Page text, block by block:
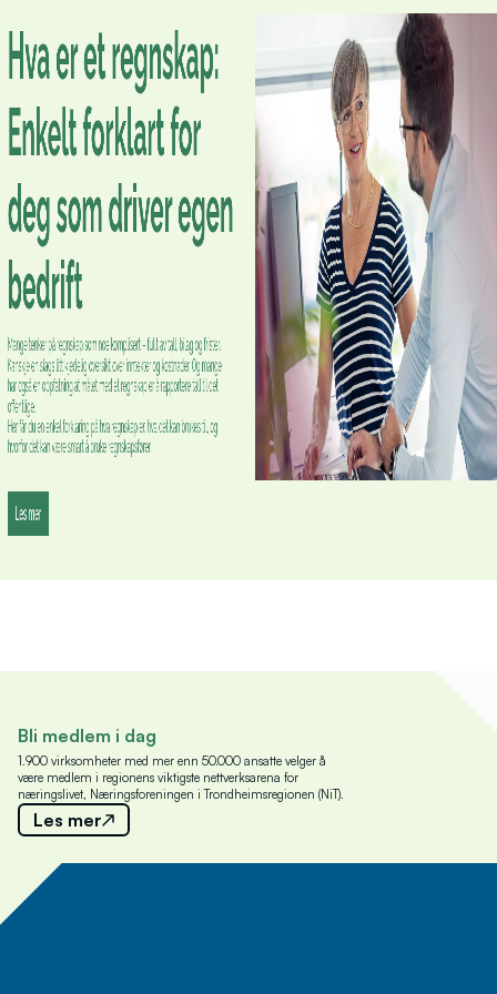
Bli medlem i dag
1.900 virksomheter med mer enn 50.000 ansatte velger å
være medlem i regionens viktigste nettverksarena for
næringslivet, Næringsforeningen i Trondheimsregionen (NiT).
Les mer